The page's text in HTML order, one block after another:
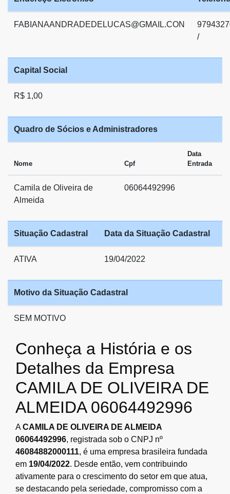
FABIANAANDRADEDELUCAS@GMAIL.CON
/
Capital Social
R$ 1,00
Quadro de Sócios e Administradores
Nome Cpf
Data
Entrada
Camila de Oliveira de
Almeida
06064492996
Situação Cadastral Data da Situação Cadastral
ATIVA 19/04/2022
Motivo da Situação Cadastral
SEM MOTIVO
Conheça a História e os
Detalhes da Empresa
CAMILA DE OLIVEIRA DE
ALMEIDA 06064492996
ACAMILA DE OLIVEIRA DE ALMEIDA
06064492996, registrada sob o CNPJ nº
46084882000111, é uma empresa brasileira fundada
em 19/04/2022. Desde então, vem contribuindo
ativamente para o crescimento do setor em que atua,
se destacando pela seriedade, compromisso com a